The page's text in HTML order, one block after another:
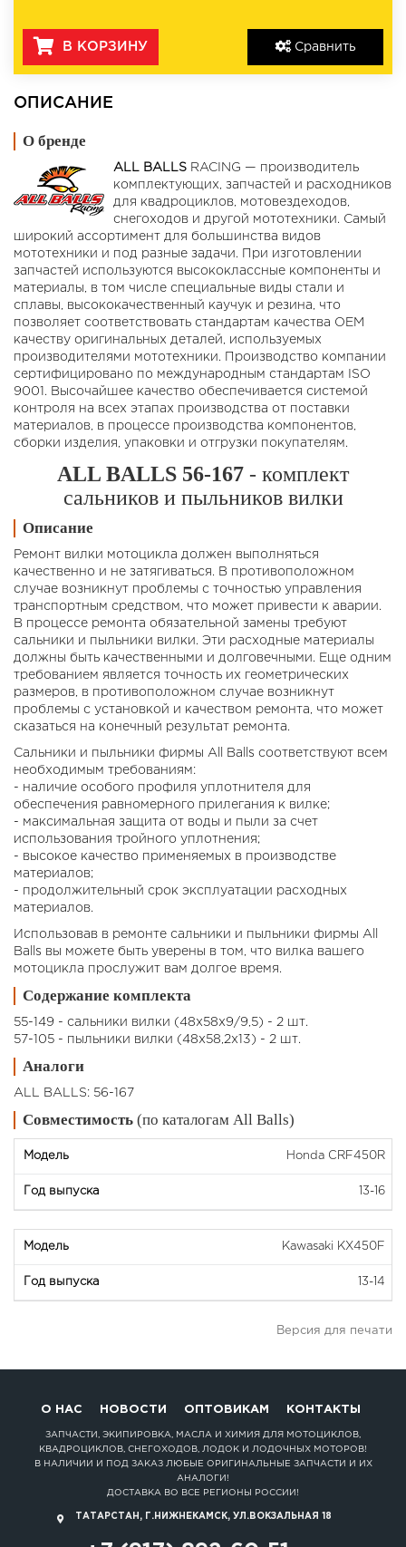
Сравнить
В КОРЗИНУ
ОПИСАНИЕ
О бренде
ALL BALLS RACING — производитель
комплектующих, запчастей и расходников
для квадроциклов, мотовездеходов,
снегоходов и другой мототехники. Самый
широкий ассортимент для большинства видов
мототехники и под разные задачи. При изготовлении
запчастей используются высококлассные компоненты и
материалы, в том числе специальные виды стали и
сплавы, высококачественный каучук и резина, что
позволяет соответствовать стандартам качества OEM
качеству оригинальных деталей, используемых
производителями мототехники. Производство компании
сертифицировано по международным стандартам ISO
9001. Высочайшее качество обеспечивается системой
контроля на всех этапах производства от поставки
материалов, в процессе производства компонентов,
сборки изделия, упаковки и отгрузки покупателям.
ALL BALLS 56-167 - комплект
сальников и пыльников вилки
Описание
Ремонт вилки мотоцикла должен выполняться
качественно и не затягиваться. В противоположном
случае возникнут проблемы с точностью управления
транспортным средством, что может привести к аварии.
В процессе ремонта обязательной замены требуют
сальники и пыльники вилки. Эти расходные материалы
должны быть качественными и долговечными. Еще одним
требованием является точность их геометрических
размеров, в противоположном случае возникнут
проблемы с установкой и качеством ремонта, что может
сказаться на конечный результат ремонта.
Сальники и пыльники фирмы All Balls соответствуют всем
необходимым требованиям:
- наличие особого профиля уплотнителя для
обеспечения равномерного прилегания к вилке;
- максимальная защита от воды и пыли за счет
использования тройного уплотнения;
- высокое качество применяемых в производстве
материалов;
- продолжительный срок эксплуатации расходных
материалов.
Использовав в ремонте сальники и пыльники фирмы All
Balls вы можете быть уверены в том, что вилка вашего
мотоцикла прослужит вам долгое время.
Содержание комплекта
55-149 - сальники вилки (48x58x9/9,5) - 2 шт.
57-105 - пыльники вилки (48x58,2x13) - 2 шт.
Аналоги
ALL BALLS: 56-167
Совместимость (по каталогам All Balls)
Honda CRF450R
13-16
Kawasaki KX450F
13-14
Версия для печати
О НАС НОВОСТИ ОПТОВИКАМ КОНТАКТЫ
ЗАПЧАСТИ, ЭКИПИРОВКА, МАСЛА И ХИМИЯ ДЛЯ МОТОЦИКЛОВ,
КВАДРОЦИКЛОВ, СНЕГОХОДОВ, ЛОДОК И ЛОДОЧНЫХ МОТОРОВ!
В НАЛИЧИИ И ПОД ЗАКАЗ ЛЮБЫЕ ОРИГИНАЛЬНЫЕ ЗАПЧАСТИ И ИХ
АНАЛОГИ!
ДОСТАВКА ВО ВСЕ РЕГИОНЫ РОССИИ!
ТАТАРСТАН, Г.НИЖНЕКАМСК, УЛ.ВОКЗАЛЬНАЯ 18